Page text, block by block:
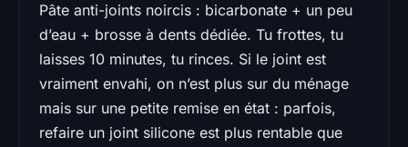
Pâte anti-joints noircis : bicarbonate + un peu
d’eau + brosse à dents dédiée. Tu frottes, tu
laisses 10 minutes, tu rinces. Si le joint est
vraiment envahi, on n’est plus sur du ménage
mais sur une petite remise en état : parfois,
refaire un joint silicone est plus rentable que